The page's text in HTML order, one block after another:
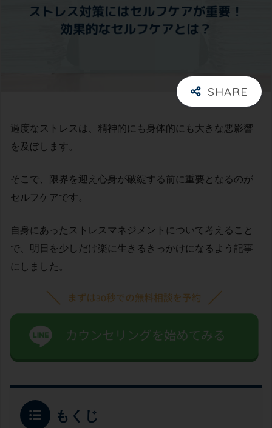
過度なストレスは、精神的にも身体的にも大きな悪影響
を及ぼします。
そこで、限界を迎え心身が破綻する前に重要となるのが
セルフケアです。
自身にあったストレスマネジメントについて考えること
で、明日を少しだけ楽に生きるきっかけになるよう記事
にしました。
もくじ